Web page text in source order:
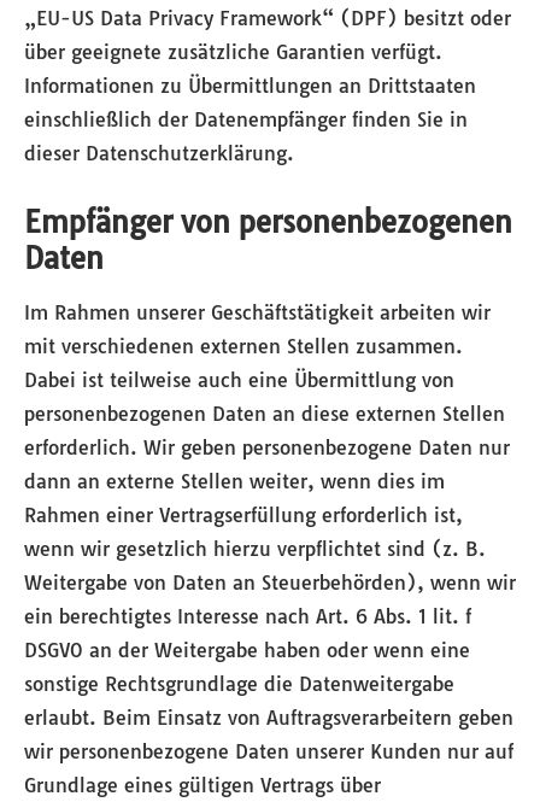
„EU-US Data Privacy Framework“ (DPF) besitzt oder
über geeignete zusätzliche Garantien verfügt.
Informationen zu Übermittlungen an Drittstaaten
einschließlich der Datenempfänger finden Sie in
dieser Datenschutzerklärung.
Empfänger von personenbezogenen
Daten
Im Rahmen unserer Geschäftstätigkeit arbeiten wir
mit verschiedenen externen Stellen zusammen.
Dabei ist teilweise auch eine Übermittlung von
personenbezogenen Daten an diese externen Stellen
erforderlich. Wir geben personenbezogene Daten nur
dann an externe Stellen weiter, wenn dies im
Rahmen einer Vertragserfüllung erforderlich ist,
wenn wir gesetzlich hierzu verpflichtet sind (z. B.
Weitergabe von Daten an Steuerbehörden), wenn wir
ein berechtigtes Interesse nach Art. 6 Abs. 1 lit. f
DSGVO an der Weitergabe haben oder wenn eine
sonstige Rechtsgrundlage die Datenweitergabe
erlaubt. Beim Einsatz von Auftragsverarbeitern geben
wir personenbezogene Daten unserer Kunden nur auf
Grundlage eines gültigen Vertrags über